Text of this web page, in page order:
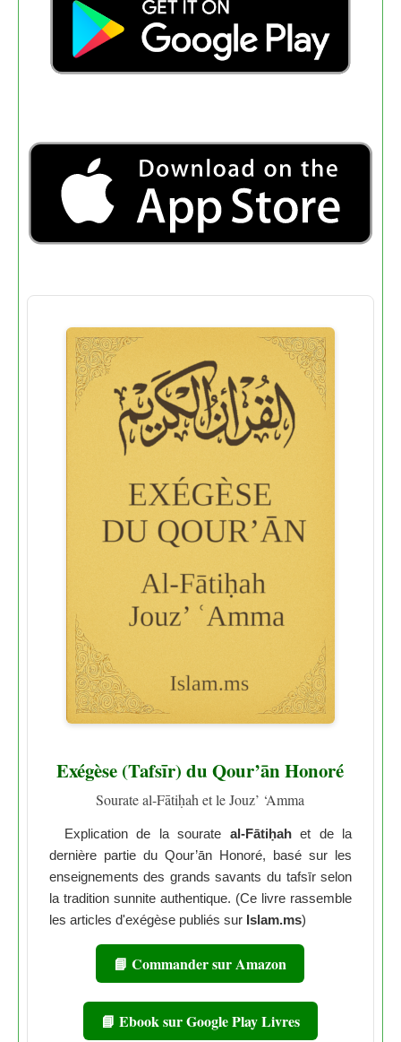
Exégèse (Tafsīr) du Qour’ān Honoré
Sourate al-Fātiḥah et le Jouz’ ‘Amma
Explication de la sourate al-Fātiḥahet de la
dernière partie du Qour’ān Honoré, basé sur les
enseignements des grands savants du tafsīr selon
la tradition sunnite authentique. (Ce livre rassemble
les articles d'exégèse publiés sur Islam.ms)
📘 Commander sur Amazon
📘 Ebook sur Google Play Livres